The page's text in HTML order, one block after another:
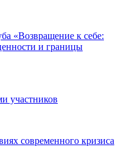
«Возвращение к себе:
и границы
участников
современного кризиса